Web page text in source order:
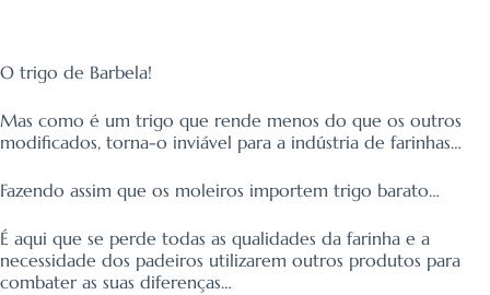
O trigo de Barbela!
Mas como é um trigo que rende menos do que os outros
modificados, torna-o inviável para a indústria de farinhas…
Fazendo assim que os moleiros importem trigo barato…
É aqui que se perde todas as qualidades da farinha e a
necessidade dos padeiros utilizarem outros produtos para
combater as suas diferenças…